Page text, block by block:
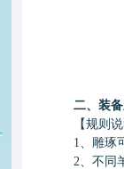
二、装
【规则说
1、雕琢可
2、不同羊